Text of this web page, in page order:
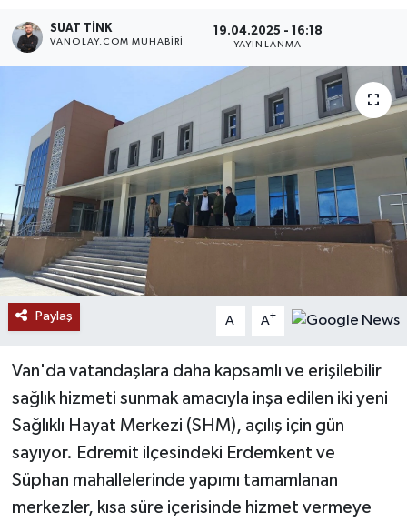
SUAT TINK
VANOLAY.COM MUHABIRI
19.04.2025 - 16:18
YAYINLANMA
Paylaş A- A+
Van'da vatandaşlara daha kapsamlı ve erişilebilir
sağlık hizmeti sunmak amacıyla inşa edilen iki yeni
Sağlıklı Hayat Merkezi (SHM), açılış için gün
sayıyor. Edremit ilçesindeki Erdemkent ve
Süphan mahallelerinde yapımı tamamlanan
merkezler, kısa süre içerisinde hizmet vermeye
Dünya
RESMİ İLANLAR
Haber Arşivi